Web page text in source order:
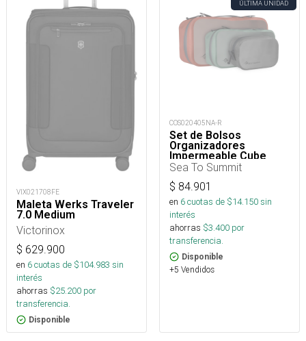
VIX021708FE
Maleta Werks Traveler
7.0 Medium
Victorinox
$ 629.900
en 6cuotas de $104.983 sin
interés
ahorras $25.200 por
transferencia.
Disponible
ÚLTIMA UNIDAD
COS020405NA-R
Set de Bolsos
Organizadores
Impermeable Cube
Hydraulic
Sea To Summit
$ 84.901
en 6cuotas de $14.150sin
interés
ahorras $3.400 por
transferencia.
Disponible
+5 Vendidos